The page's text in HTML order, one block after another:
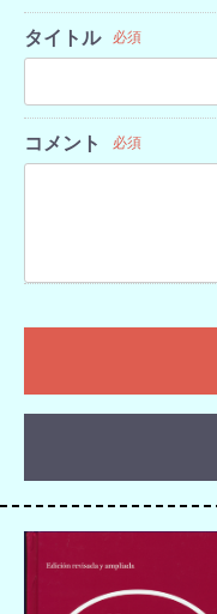
タイトル 必須
コメント 必須